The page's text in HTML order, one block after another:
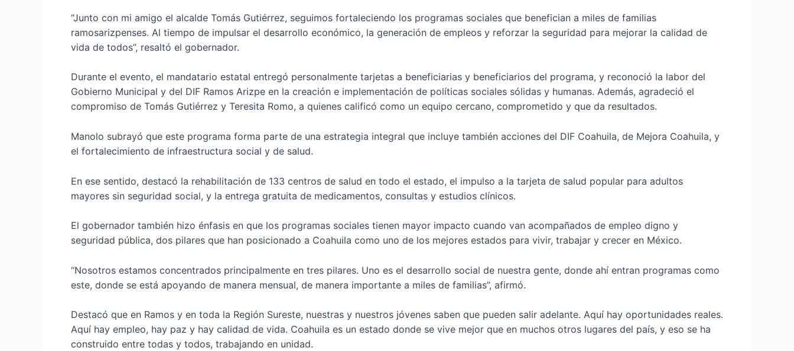
“Junto con mi amigo el alcalde Tomás Gutiérrez, seguimos fortaleciendo los programas sociales que benefician a miles de familias
ramosarizpenses. Al tiempo de impulsar el desarrollo económico, la generación de empleos y reforzar la seguridad para mejorar la calidad de
vida de todos”, resaltó el gobernador.
Durante el evento, el mandatario estatal entregó personalmente tarjetas a beneficiarias y beneficiarios del programa, y reconoció la labor del
Gobierno Municipal y del DIF Ramos Arizpe en la creación e implementación de políticas sociales sólidas y humanas. Además, agradeció el
compromiso de Tomás Gutiérrez y Teresita Romo, a quienes calificó como un equipo cercano, comprometido y que da resultados.
Manolo subrayó que este programa forma parte de una estrategia integral que incluye también acciones del DIF Coahuila, de Mejora Coahuila, y
el fortalecimiento de infraestructura social y de salud.
En ese sentido, destacó la rehabilitación de 133 centros de salud en todo el estado, el impulso a la tarjeta de salud popular para adultos
mayores sin seguridad social, y la entrega gratuita de medicamentos, consultas y estudios clínicos.
El gobernador también hizo énfasis en que los programas sociales tienen mayor impacto cuando van acompañados de empleo digno y
seguridad pública, dos pilares que han posicionado a Coahuila como uno de los mejores estados para vivir, trabajar y crecer en México.
“Nosotros estamos concentrados principalmente en tres pilares. Uno es el desarrollo social de nuestra gente, donde ahí entran programas como
este, donde se está apoyando de manera mensual, de manera importante a miles de familias”, afirmó.
Destacó que en Ramos y en toda la Región Sureste, nuestras y nuestros jóvenes saben que pueden salir adelante. Aquí hay oportunidades reales.
Aquí hay empleo, hay paz y hay calidad de vida. Coahuila es un estado donde se vive mejor que en muchos otros lugares del país, y eso se ha
construido entre todas y todos, trabajando en unidad.